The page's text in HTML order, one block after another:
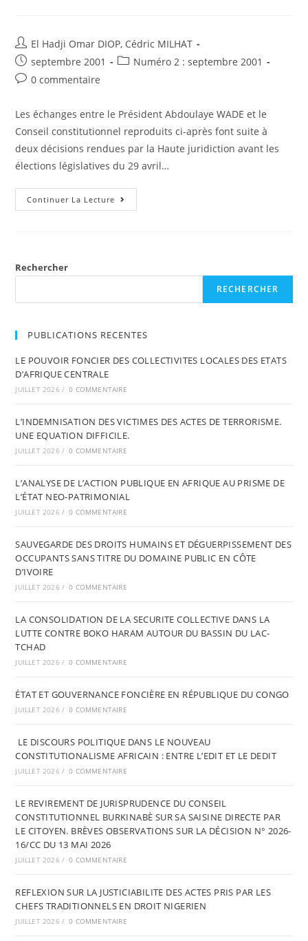
PÉNALE
INTERNATIONALE
Auteur/autrice
de
la
publication :
El Hadji Omar DIOP, Cédric MILHAT
Post
published:
septembre 2001
PostNuméro 2 : septembre 2001
Post0 commentaire
Les échanges entre le Président Abdoulaye WADE et le
Conseil constitutionnel reproduits ci-après font suite à
deux décisions rendues par la Haute juridiction avant les
élections législatives du 29 avril…
Continuer La Lecture Élections
Législatives
Rechercher
RECHERCHER
PUBLICATIONS RECENTES
LE POUVOIR FONCIER DES COLLECTIVITES LOCALES DES ETATS
D’AFRIQUE CENTRALE
JUILLET 2026 / 0 COMMENTAIRE
L’INDEMNISATION DES VICTIMES DES ACTES DE TERRORISME.
UNE EQUATION DIFFICILE.
JUILLET 2026 / 0 COMMENTAIRE
L’ANALYSE DE L’ACTION PUBLIQUE EN AFRIQUE AU PRISME DE
L’ÉTAT NEO-PATRIMONIAL
JUILLET 2026 / 0 COMMENTAIRE
SAUVEGARDE DES DROITS HUMAINS ET DÉGUERPISSEMENT DES
OCCUPANTS SANS TITRE DU DOMAINE PUBLIC EN CÔTE
D’IVOIRE
JUILLET 2026 / 0 COMMENTAIRE
LA CONSOLIDATION DE LA SECURITE COLLECTIVE DANS LA
LUTTE CONTRE BOKO HARAM AUTOUR DU BASSIN DU LAC-
TCHAD
JUILLET 2026 / 0 COMMENTAIRE
ÉTAT ET GOUVERNANCE FONCIÈRE EN RÉPUBLIQUE DU CONGO
JUILLET 2026 / 0 COMMENTAIRE
LE DISCOURS POLITIQUE DANS LE NOUVEAU
CONSTITUTIONALISME AFRICAIN : ENTRE L’EDIT ET LE DEDIT
JUILLET 2026 / 0 COMMENTAIRE
LE REVIREMENT DE JURISPRUDENCE DU CONSEIL
CONSTITUTIONNEL BURKINABÈ SUR SA SAISINE DIRECTE PAR
LE CITOYEN. BRÈVES OBSERVATIONS SUR LA DÉCISION N° 2026-
16/CC DU 13 MAI 2026
JUILLET 2026 / 0 COMMENTAIRE
REFLEXION SUR LA JUSTICIABILITE DES ACTES PRIS PAR LES
CHEFS TRADITIONNELS EN DROIT NIGERIEN
JUILLET 2026 / 0 COMMENTAIRE